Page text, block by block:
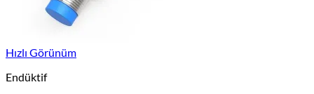
Hızlı Görünüm
Endüktif